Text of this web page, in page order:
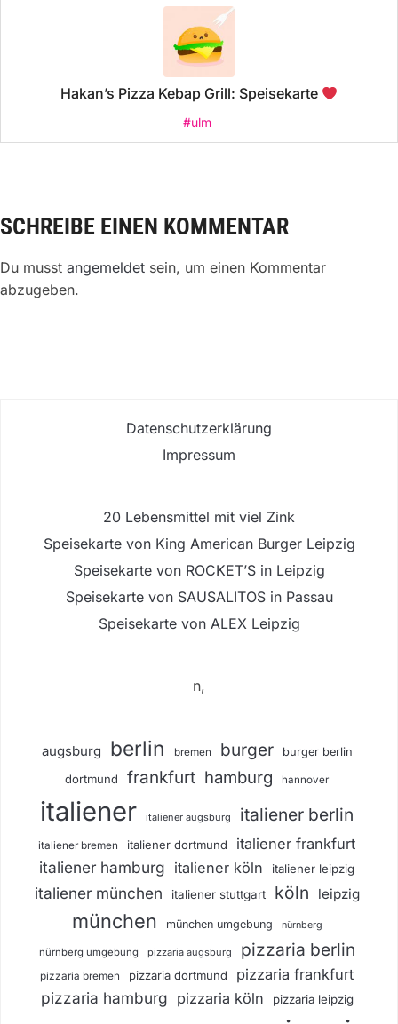
Hakan’s Pizza Kebap Grill: Speisekarte
#ulm
SCHREIBE EINEN KOMMENTAR
Du musst angemeldet sein, um einen Kommentar
abzugeben.
Datenschutzerklärung
Impressum
20 Lebensmittel mit viel Zink
Speisekarte von King American Burger Leipzig
Speisekarte von ROCKET’S in Leipzig
Speisekarte von SAUSALITOS in Passau
Speisekarte von ALEX Leipzig
n,
augsburg berlin bremen burger burger berlin
dortmund frankfurt hamburg hannover
italiener italiener augsburg italiener berlin
italiener bremen italiener dortmund italiener frankfurt
italiener hamburg italiener köln italiener leipzig
italiener münchen italiener stuttgart köln leipzig
münchen münchen umgebung nürnberg
nürnberg umgebung pizzaria augsburg pizzaria berlin
pizzaria bremen pizzaria dortmund pizzaria frankfurt
pizzaria hamburg pizzaria köln pizzaria leipzig